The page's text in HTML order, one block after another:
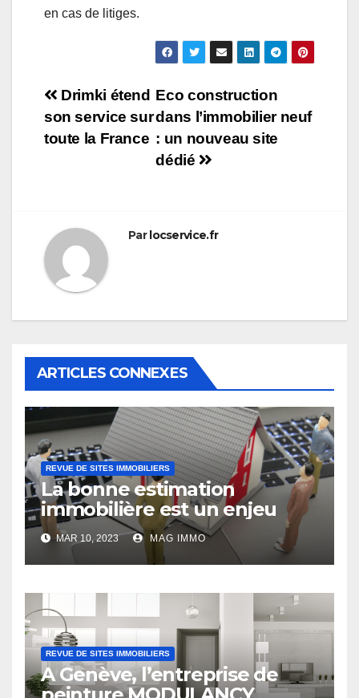
en cas de litiges.
Navigation
de
Eco construction
dans l’immobilier neuf
: un nouveau site
dédié
Drimki étend
son service sur
toute la France
Par locservice.fr
ARTICLES CONNEXES
REVUE DE SITES IMMOBILIERS
La bonne estimation
immobilière est un enjeu
MAR 10, 2023 MAG IMMO
REVUE DE SITES IMMOBILIERS
A Genève, l’entreprise de